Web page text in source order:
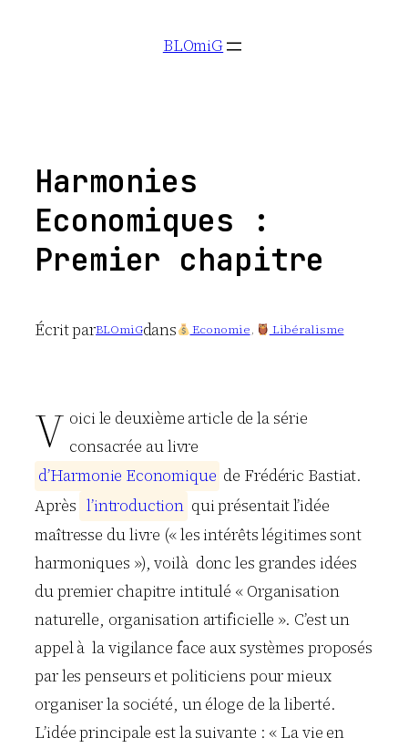
BLOmiG
Harmonies
Economiques :
Premier chapitre
Écrit parBLOmiGdans Economie, Libéralisme
V oici le deuxième article de la série
consacrée au livre
d’Harmonie Economique de Frédéric Bastiat.
Après l’introduction qui présentait l’idée
maîtresse du livre (« les intérêts légitimes sont
harmoniques »), voilà donc les grandes idées
du premier chapitre intitulé « Organisation
naturelle, organisation artificielle ». C’est un
appel à la vigilance face aux systèmes proposés
par les penseurs et politiciens pour mieux
organiser la société, un éloge de la liberté.
L’idée principale est la suivante : « La vie en